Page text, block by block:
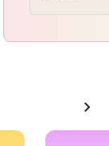
chevron_right